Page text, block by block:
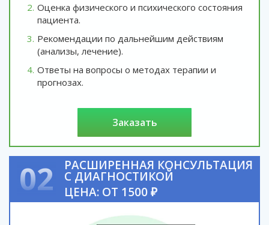
Оценка физического и психического состояния
пациента.
Рекомендации по дальнейшим действиям
(анализы, лечение).
Ответы на вопросы о методах терапии и
прогнозах.
заказать
02 РАСШИРЕННАЯ КОНСУЛЬТАЦИЯ
С ДИАГНОСТИКОЙ
ЦЕНА: ОТ 1500 ₽